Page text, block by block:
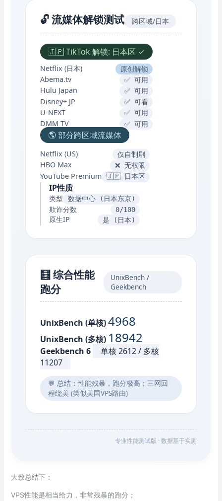
🔓 流媒体解锁测试 跨区域/日本
🇯🇵 TikTok 解锁: 日本区 ✓
Netflix (日本) 原创解锁
Abema.tv ✅ 可用
Hulu Japan ✅ 可用
Disney+ JP ✅ 可看
U-NEXT ✅ 可用
DMM TV ✅ 可用
🌎 部分跨区域流媒体
Netflix (US) 仅自制剧
HBO Max ❌ 无权限
YouTube Premium 🇯🇵 日本区
IP性质
类型 数据中心 (日本东京)
欺诈分数 0/100
原生IP 是 (日本)
🧮 综合性能
跑分
UnixBench /
Geekbench
UnixBench (单核)4968
UnixBench (多核) 18942
Geekbench 6
单核 2612 / 多核
11207
💬 总结：性能残暴，跑分极高；三网回
程绕美 (类似美国VPS路由)
专业性能测试版 · 数据基于实测
大致总结下：
VPS性能是相当给力，非常残暴的跑分；